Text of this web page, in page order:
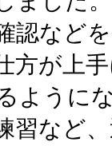
認など
方が上
ように
習など